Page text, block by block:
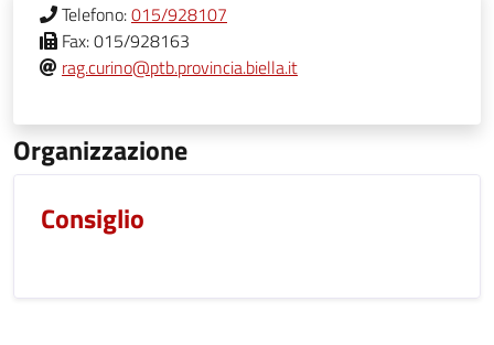
Telefono:015/928107
Fax:015/928163
rag.curino@ptb.provincia.biella.it
Organizzazione
Consiglio